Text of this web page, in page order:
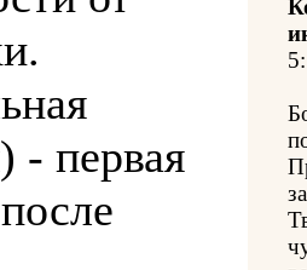
- первая
5: